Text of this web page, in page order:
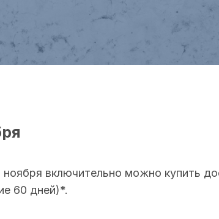
включительно можно купить
60 дней)*.